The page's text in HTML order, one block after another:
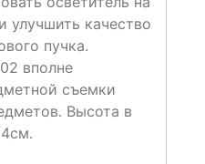
улучшить качество
пучка.
вполне
съемки
Высота в